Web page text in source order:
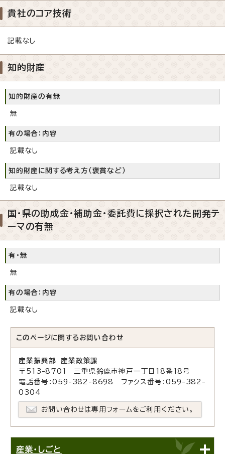
貴社のコア技術
記載なし
知的財産
知的財産の有無
無
有の場合：内容
記載なし
知的財産に関する考え方（褒賞など）
記載なし
国・県の助成金・補助金・委託費に採択された開発テ
ーマの有無
有・無
無
有の場合：内容
記載なし
このページに関する お問い合わせ
産業振興部 産業政策課
〒513-8701 三重県鈴鹿市神戸一丁目18番18号
電話番号：059-382-8698 ファクス番号：059-382-
0304
お問い合わせは専用フォームをご利用ください。
産業・しごと